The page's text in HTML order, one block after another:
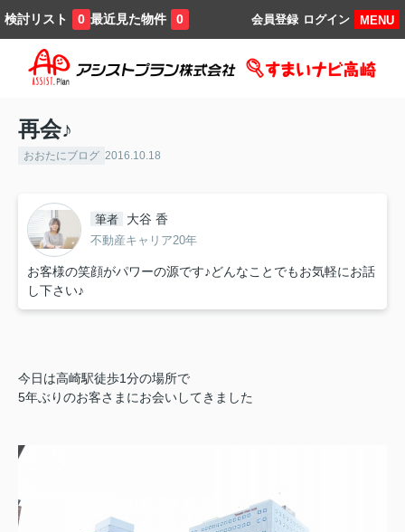
検討リスト 0 最近見た物件 0 MENU
ログイン
会員登録
再会♪
おおたにブログ 2016.10.18
筆者 大谷 香
不動産キャリア20年
お客様の笑顔がパワーの源です♪どんなことでもお気軽にお話
し下さい♪
今日は高崎駅徒歩1分の場所で
5年ぶりのお客さまにお会いしてきました